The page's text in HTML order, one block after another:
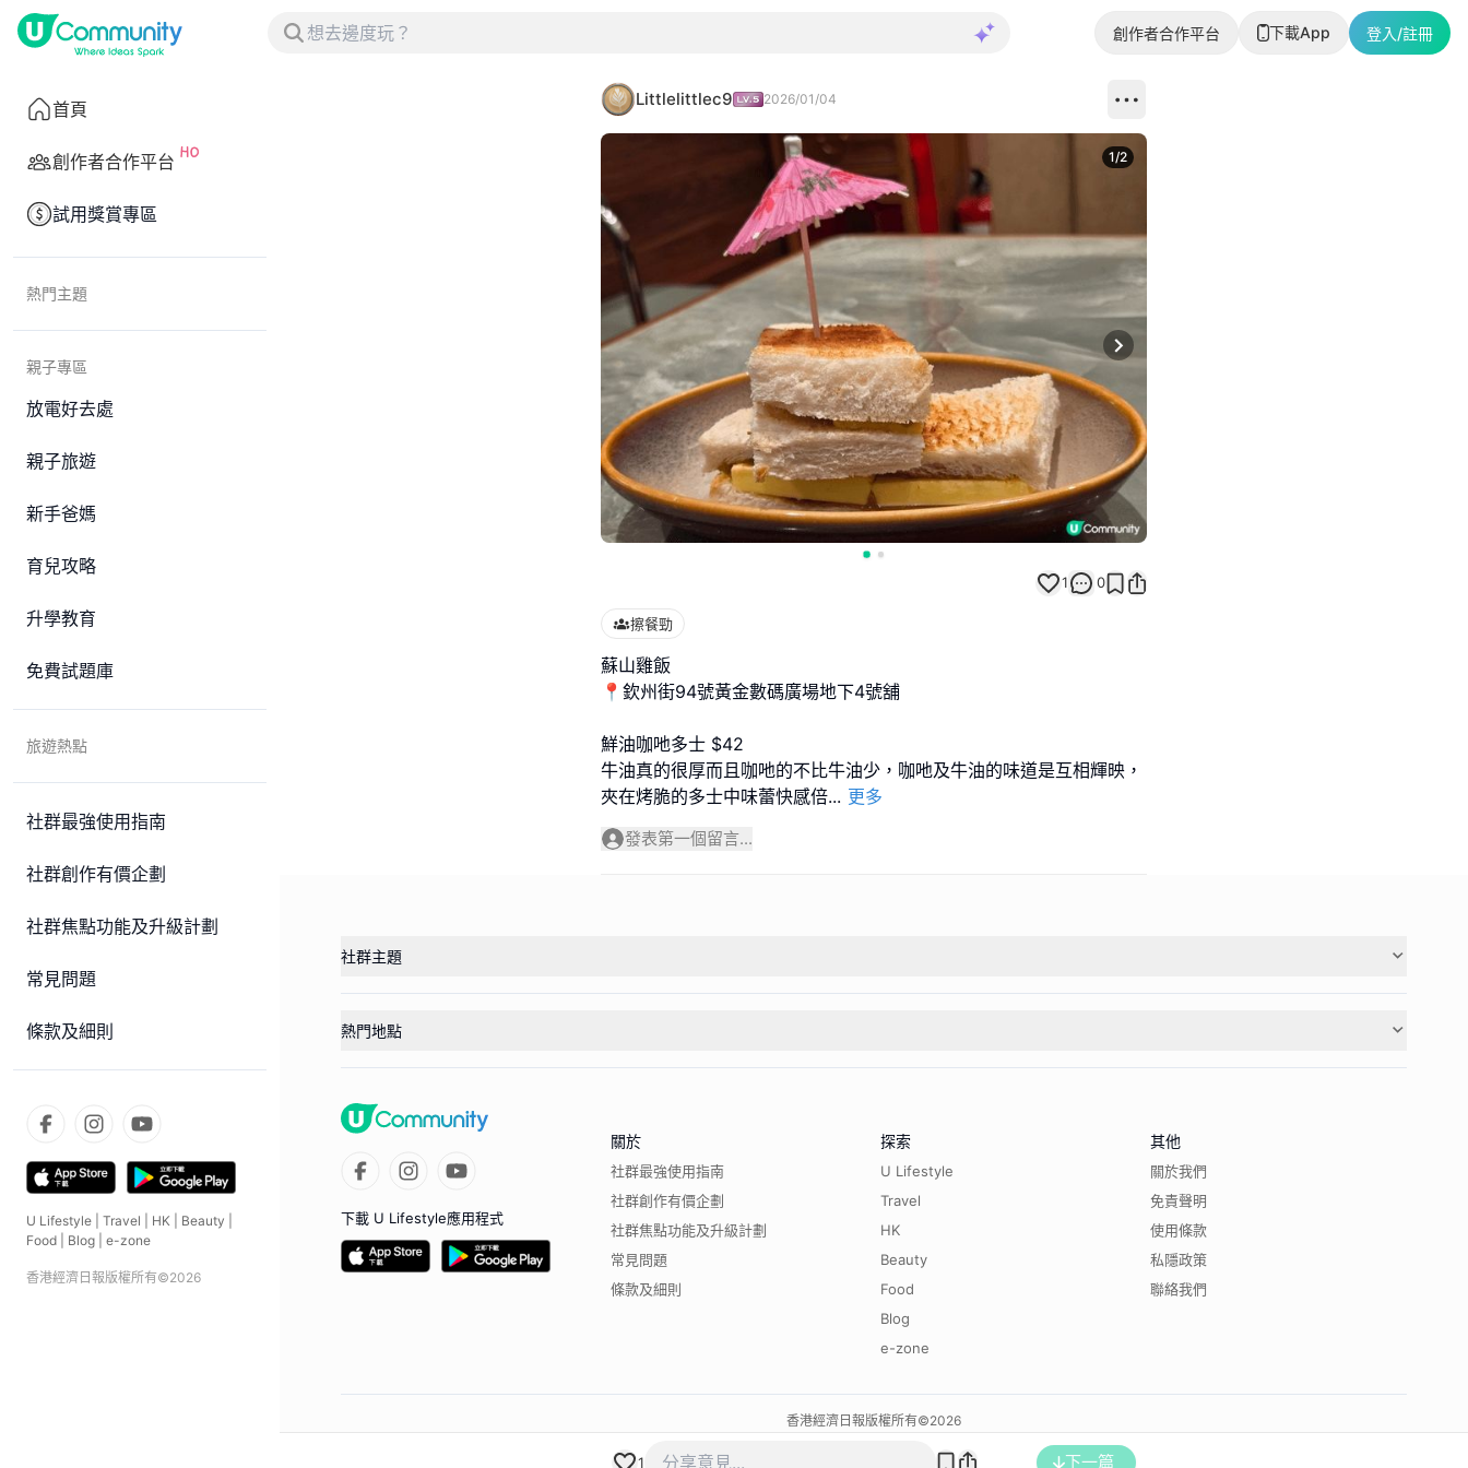
創作者合作平台 下載App 登入/註冊
首頁
創作者合作平台
試用獎賞專區
熱門主題
親子專區
放電好去處
親子旅遊
新手爸媽
育兒攻略
升學教育
免費試題庫
旅遊熱點
社群最強使用指南
社群創作有價企劃
社群焦點功能及升級計劃
常見問題
條款及細則
U Lifestyle Travel HK Beauty
Food
Blog e-zone
香港經濟日報版權所有©2026
Littlelittlec9 2026/01/04
Next slide
1/2
1 0
擦餐勁
蘇山雞飯
📍欽州街94號黃金數碼廣場地下4號舖
鮮油咖吔多士 $42
牛油真的很厚而且咖吔的不比牛油少，咖吔及牛油的味道是互相輝映，
夾在烤脆的多士中味蕾快感倍... 更多
發表第一個留言...
1 下一篇
社群主題
熱門地點
下載 U Lifestyle應用程式
關於
社群最強使用指南
社群創作有價企劃
社群焦點功能及升級計劃
常見問題
條款及細則
探索
U Lifestyle
Travel
HK
Beauty
Food
Blog
e-zone
其他
關於我們
免責聲明
使用條款
私隱政策
聯絡我們
香港經濟日報版權所有©2026